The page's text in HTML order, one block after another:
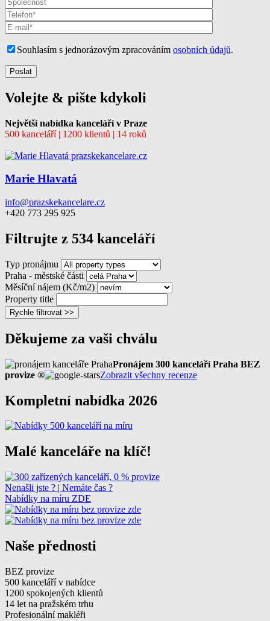
Souhlasím s jednorázovým zpracováním osobních údajů.
Volejte & pište kdykoli
Největší nabídka kanceláří v Praze
500 kanceláří | 1200 klientů | 14 roků
Marie Hlavatá
info@prazskekancelare.cz
+420 773 295 925
Filtrujte z 534 kanceláří
Typ pronájmu
Praha - městské části
Měsíční nájem (Kč/m2)
Property title
Rychle filtrovat >>
Děkujeme za vaši chválu
Pronájem 300 kanceláří Praha BEZ
provize ®
Zobrazit všechny recenze
Kompletní nabídka 2026
Malé kanceláře na klíč!
Nenašli jste ? | Nemáte čas ?
Nabídky na míru ZDE
Naše přednosti
BEZ provize
500 kanceláří v nabídce
1200 spokojených klientů
14 let na pražském trhu
Profesionální makléři